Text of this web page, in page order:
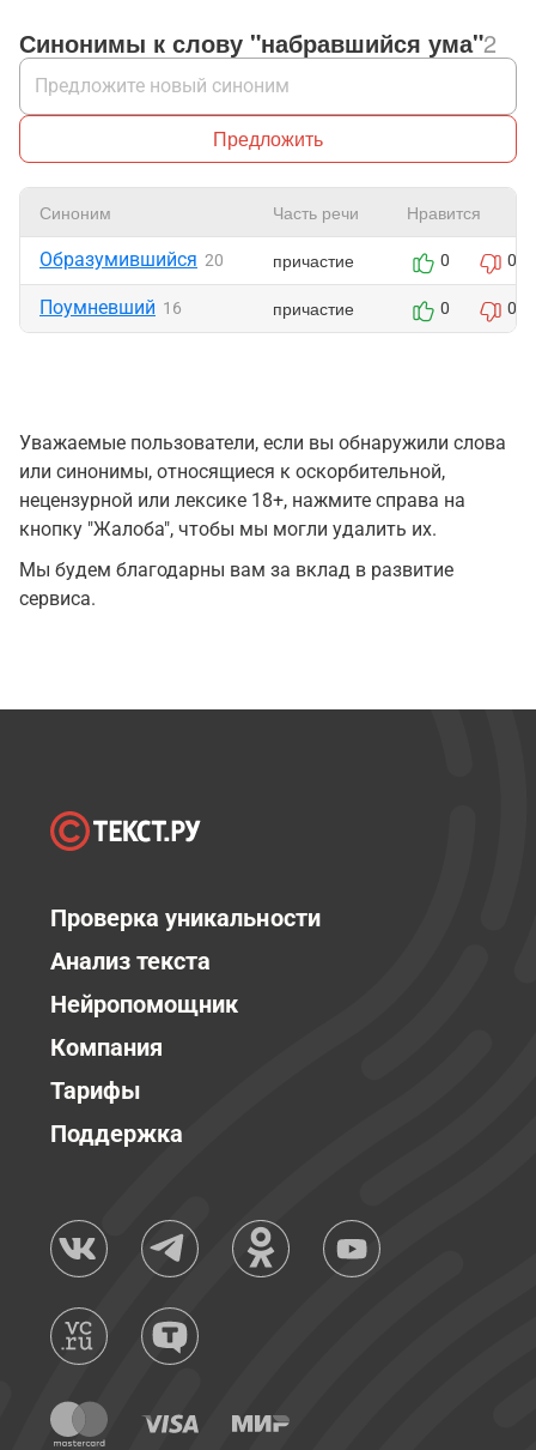
Синонимы к слову "набравшийся ума"2
Предложить
Синоним Часть речи Нравится
Образумившийся 20 причастие 0 0
Поумневший 16 причастие 0 0
Уважаемые пользователи, если вы обнаружили слова
или синонимы, относящиеся к оскорбительной,
нецензурной или лексике 18+, нажмите справа на
кнопку "Жалоба", чтобы мы могли удалить их.
Мы будем благодарны вам за вклад в развитие
сервиса.
Проверка уникальности
Анализ текста
Нейропомощник
Компания
Тарифы
Поддержка